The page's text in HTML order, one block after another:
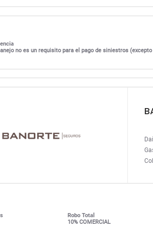
no es un requisito para el pago de siniestros
Robo Total
10% COMERCIAL